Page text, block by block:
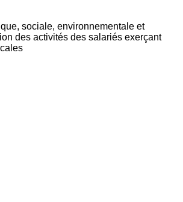
sociale, environnementale et
des activités des salariés exerçant